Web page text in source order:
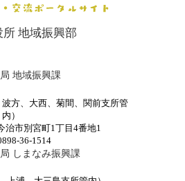
地域振興部
地域振興課
波方、大西、菊間、関前支所管
内）
治市別宮町1丁目4番地1
36-1514
しまなみ振興課